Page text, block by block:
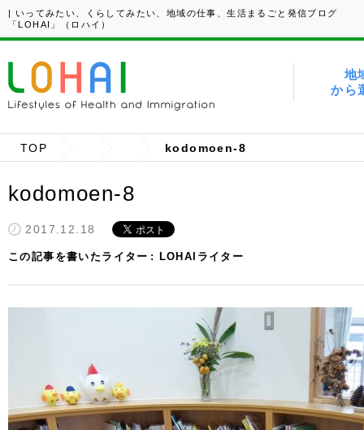
| いってみたい、くらしてみたい、地域の仕事、生活まるごと発信ブログ
「LOHAI」（ロハイ）
地
から
TOP kodomoen-8
kodomoen-8
2017.12.18
この記事を書いたライター LOHAIライター